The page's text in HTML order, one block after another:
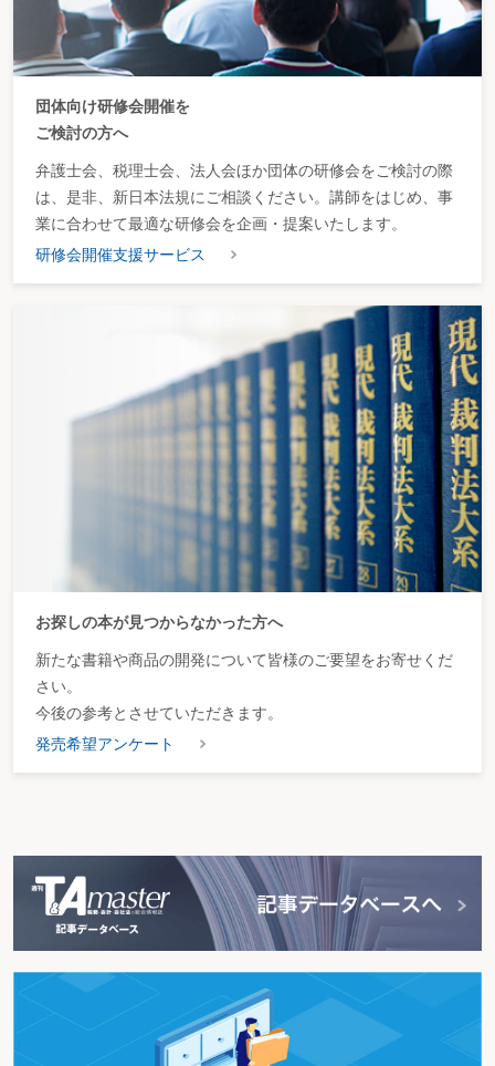
団体向け研修会開催を
ご検討の方へ
弁護士会、税理士会、法人会ほか団体の研修会をご検討の際
は、是非、新日本法規にご相談ください。講師をはじめ、事
業に合わせて最適な研修会を企画・提案いたします。
研修会開催支援サービス
お探しの本が見つからなかった方へ
新たな書籍や商品の開発について皆様のご要望をお寄せくだ
さい。
今後の参考とさせていただきます。
発売希望アンケート